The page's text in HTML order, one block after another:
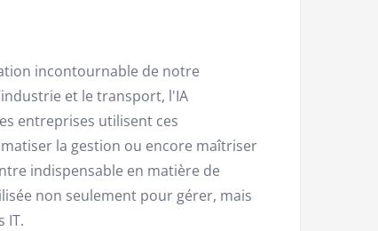
incontournable de notre
et le transport, l'IA
entreprises utilisent ces
la gestion ou encore maîtriser
indispensable en matière de
non seulement pour gérer, mais
IT.